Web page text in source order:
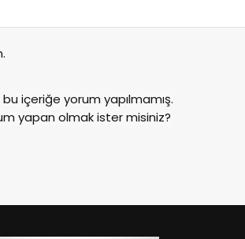
içeriğe yorum yapılmamış.
yapan olmak ister misiniz?